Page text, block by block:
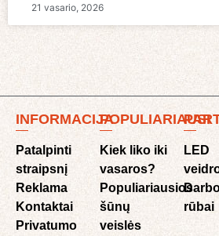
21 vasario, 2026
INFORMACIJA
Patalpinti
straipsnį
Reklama
Kontaktai
Privatumo
POPULIARIAUSI
Kiek liko iki
vasaros?
Populiariausios
šūnų
veislės
LED
rūbai